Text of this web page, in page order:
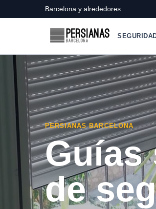
Barcelona y alrededores
PERSIANAS BARCELONA
Guías
de